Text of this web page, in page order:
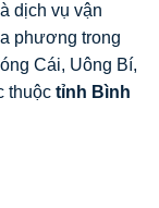
là dịch vụ vận
phương trong
Cái, Uông Bí,
thuộc tỉnh Bình